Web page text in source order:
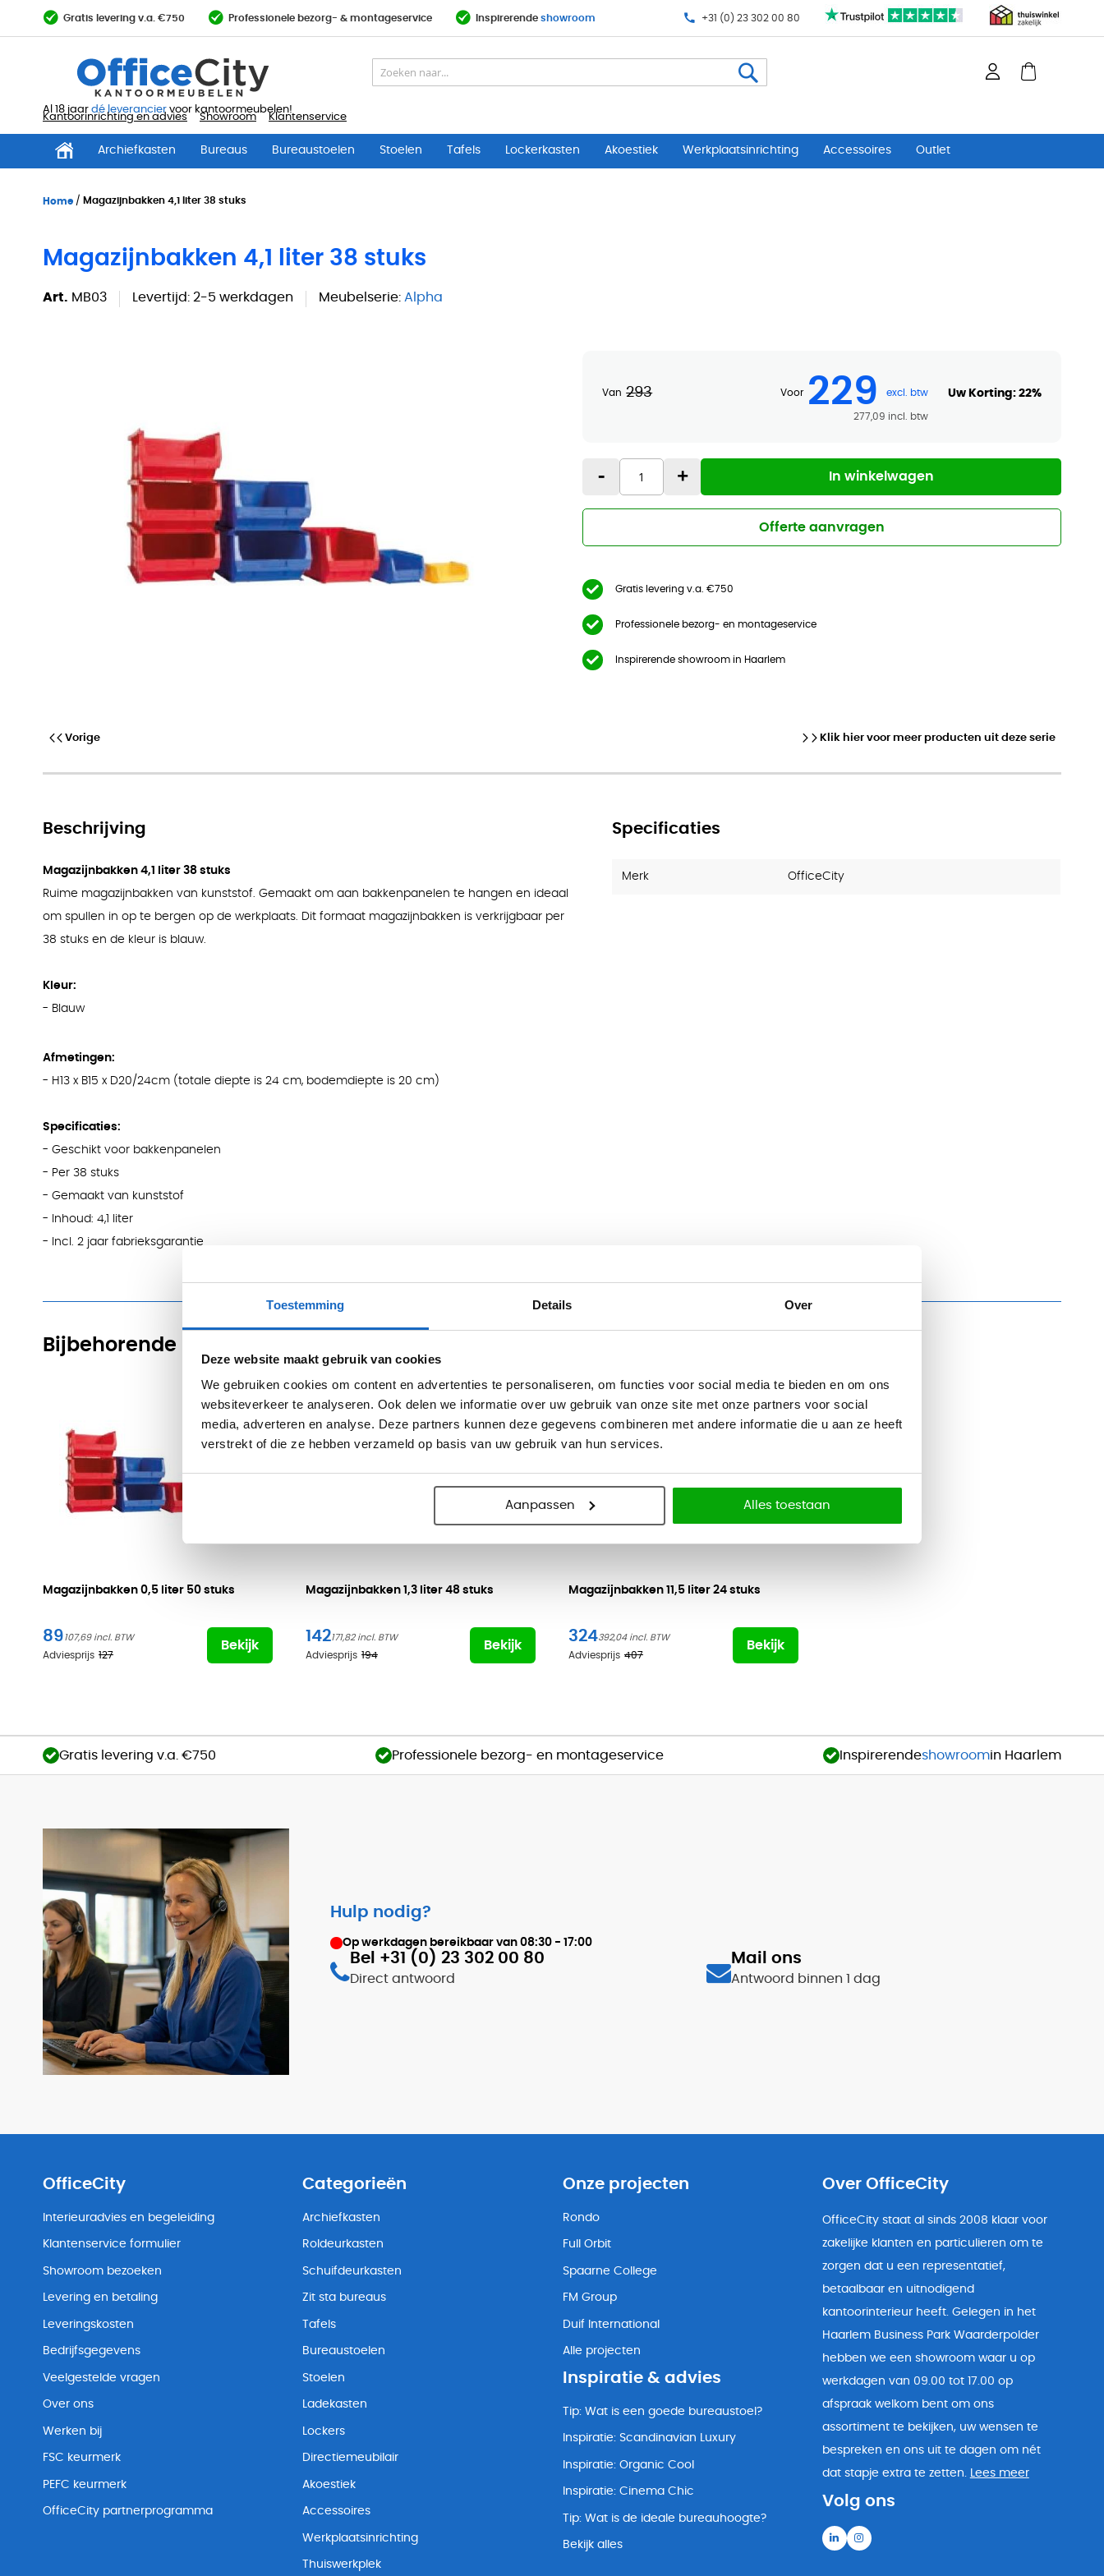
Toestemming Details Over
Deze website maakt gebruik van cookies
We gebruiken cookies om content en advertenties te personaliseren, om functies voor social media te bieden en om ons
websiteverkeer te analyseren. Ook delen we informatie over uw gebruik van onze site met onze partners voor social
media, adverteren en analyse. Deze partners kunnen deze gegevens combineren met andere informatie die u aan ze heeft
verstrekt of die ze hebben verzameld op basis van uw gebruik van hun services.
Aanpassen Alles toestaan
Gratis levering v.a. €750 Professionele bezorg- & montageservice Inspirerende showroom +31 (0) 23 302 00 80
Al 18 jaar dé leverancier voor kantoormeubelen!
Kantoorinrichting en advies Showroom Klantenservice
Archiefkasten Bureaus Bureaustoelen Stoelen Tafels Lockerkasten Akoestiek Werkplaatsinrichting Accessoires Outlet
Home Magazijnbakken 4,1 liter 38 stuks
Magazijnbakken 4,1 liter 38 stuks
Art. MB03 Levertijd: 2-5 werkdagen Meubelserie: Alpha
Voor 229
277,09
Van 293 Uw Korting:22%
- + In winkelwagen
Offerte aanvragen
Gratis levering v.a. €750
Professionele bezorg- en montageservice
Inspirerende showroom in Haarlem
Vorige Klik hier voor meer producten uit deze serie
Beschrijving
Magazijnbakken 4,1 liter 38 stuks
Ruime magazijnbakken van kunststof. Gemaakt om aan bakkenpanelen te hangen en ideaal
om spullen in op te bergen op de werkplaats. Dit formaat magazijnbakken is verkrijgbaar per
38 stuks en de kleur is blauw.
Kleur:
- Blauw
Afmetingen:
- H13 x B15 x D20/24cm (totale diepte is 24 cm, bodemdiepte is 20 cm)
Specificaties:
- Geschikt voor bakkenpanelen
- Per 38 stuks
- Gemaakt van kunststof
- Inhoud: 4,1 liter
- Incl. 2 jaar fabrieksgarantie
Specificaties
Merk OfficeCity
Bijbehorende producten
Magazijnbakken 0,5 liter 50 stuks
89107,69
Adviesprijs 127
Bekijk
Magazijnbakken 1,3 liter 48 stuks
142171,82
Adviesprijs 194
Bekijk
Magazijnbakken 11,5 liter 24 stuks
324392,04
Adviesprijs 407
Bekijk
Gratis levering v.a. €750 Professionele bezorg- en montageservice Inspirerendeshowroomin Haarlem
Hulp nodig?
Op werkdagen bereikbaar van 08:30 - 17:00
Bel +31 (0) 23 302 00 80
Direct antwoord
Mail ons
Antwoord binnen 1 dag
OfficeCity
Interieuradvies en begeleiding
Klantenservice formulier
Showroom bezoeken
Levering en betaling
Leveringskosten
Bedrijfsgegevens
Veelgestelde vragen
Over ons
Werken bij
FSC keurmerk
PEFC keurmerk
OfficeCity partnerprogramma
Categorieën
Archiefkasten
Roldeurkasten
Schuifdeurkasten
Zit sta bureaus
Tafels
Bureaustoelen
Stoelen
Ladekasten
Lockers
Directiemeubilair
Akoestiek
Accessoires
Werkplaatsinrichting
Thuiswerkplek
Onze projecten
Rondo
Full Orbit
Spaarne College
FM Group
Duif International
Alle projecten
Inspiratie & advies
Tip: Wat is een goede bureaustoel?
Inspiratie: Scandinavian Luxury
Inspiratie: Organic Cool
Inspiratie: Cinema Chic
Tip: Wat is de ideale bureauhoogte?
Bekijk alles
Over OfficeCity
OfficeCity staat al sinds 2008 klaar voor
zakelijke klanten en particulieren om te
zorgen dat u een representatief,
betaalbaar en uitnodigend
kantoorinterieur heeft. Gelegen in het
Haarlem Business Park Waarderpolder
hebben we een showroom waar u op
werkdagen van 09.00 tot 17.00 op
afspraak welkom bent om ons
assortiment te bekijken, uw wensen te
bespreken en ons uit te dagen om nét
dat stapje extra te zetten.
Lees meer
Volg ons